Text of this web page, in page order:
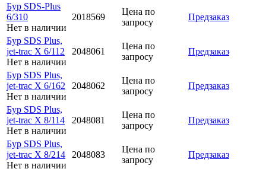
Бур SDS-Plus
6/310
Нет в наличии
2018569
Цена по
запросу
Предзаказ
Бур SDS Plus,
jet-trac X 6/112
Нет в наличии
2048061
Цена по
запросу
Предзаказ
Бур SDS Plus,
jet-trac X 6/162
Нет в наличии
2048062
Цена по
запросу
Предзаказ
Бур SDS Plus,
jet-trac X 8/114
Нет в наличии
2048081
Цена по
запросу
Предзаказ
Бур SDS Plus,
jet-trac X 8/214
Нет в наличии
2048083
Цена по
запросу
Предзаказ